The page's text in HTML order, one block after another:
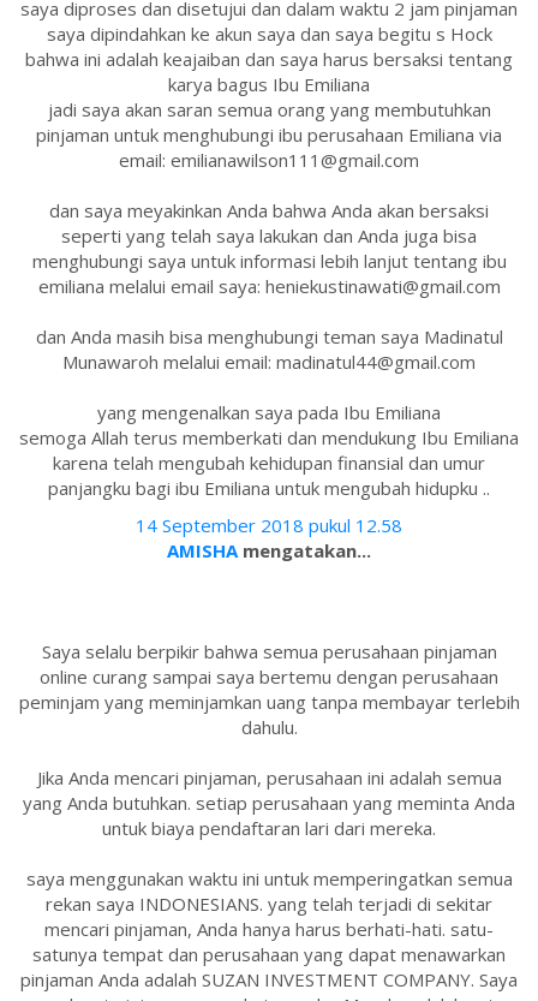
saya diproses dan disetujui dan dalam waktu 2 jam pinjaman
saya dipindahkan ke akun saya dan saya begitu s Hock
bahwa ini adalah keajaiban dan saya harus bersaksi tentang
karya bagus Ibu Emiliana
jadi saya akan saran semua orang yang membutuhkan
pinjaman untuk menghubungi ibu perusahaan Emiliana via
email: emilianawilson111@gmail.com
dan saya meyakinkan Anda bahwa Anda akan bersaksi
seperti yang telah saya lakukan dan Anda juga bisa
menghubungi saya untuk informasi lebih lanjut tentang ibu
emiliana melalui email saya: heniekustinawati@gmail.com
dan Anda masih bisa menghubungi teman saya Madinatul
Munawaroh melalui email: madinatul44@gmail.com
yang mengenalkan saya pada Ibu Emiliana
semoga Allah terus memberkati dan mendukung Ibu Emiliana
karena telah mengubah kehidupan finansial dan umur
panjangku bagi ibu Emiliana untuk mengubah hidupku ..
14 September 2018 pukul 12.58
AMISHAmengatakan...
Saya selalu berpikir bahwa semua perusahaan pinjaman
online curang sampai saya bertemu dengan perusahaan
peminjam yang meminjamkan uang tanpa membayar terlebih
dahulu.
Jika Anda mencari pinjaman, perusahaan ini adalah semua
yang Anda butuhkan. setiap perusahaan yang meminta Anda
untuk biaya pendaftaran lari dari mereka.
saya menggunakan waktu ini untuk memperingatkan semua
rekan saya INDONESIANS. yang telah terjadi di sekitar
mencari pinjaman, Anda hanya harus berhati-hati. satu-
satunya tempat dan perusahaan yang dapat menawarkan
pinjaman Anda adalah SUZAN INVESTMENT COMPANY. Saya